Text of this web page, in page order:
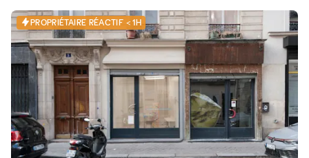
PROPRIÉTAIRE RÉACTIF < 1H